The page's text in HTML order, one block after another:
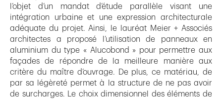
l’objet d’un mandat d’étude parallèle visant une
intégration urbaine et une expression architecturale
adéquate du projet. Ainsi, le lauréat Meier + Associés
architectes a proposé l’utilisation de panneaux en
aluminium du type « Alucobond » pour permettre aux
façades de répondre de la meilleure manière aux
critère du maître d’ouvrage. De plus, ce matériau, de
par sa légèreté permet à la structure de ne pas avoir
de surcharges. Le choix dimensionnel des éléments de